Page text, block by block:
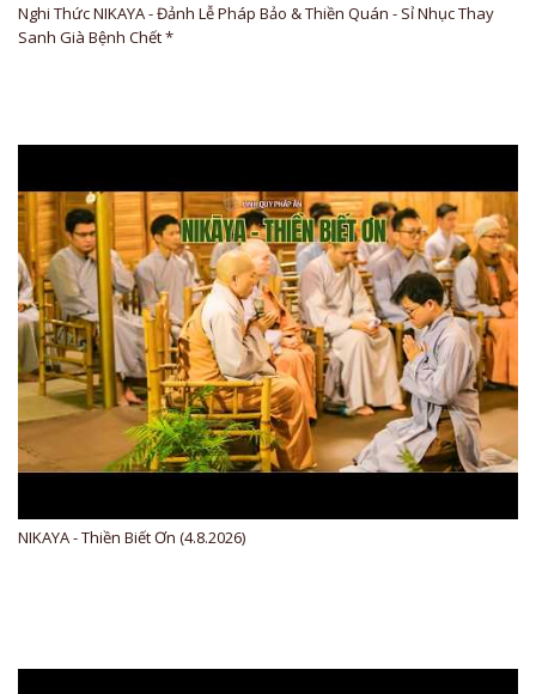
Nghi Thức NIKAYA - Đảnh Lễ Pháp Bảo & Thiền Quán - Sỉ Nhục Thay
Sanh Già Bệnh Chết *
NIKAYA - Thiền Biết Ơn (4.8.2026)